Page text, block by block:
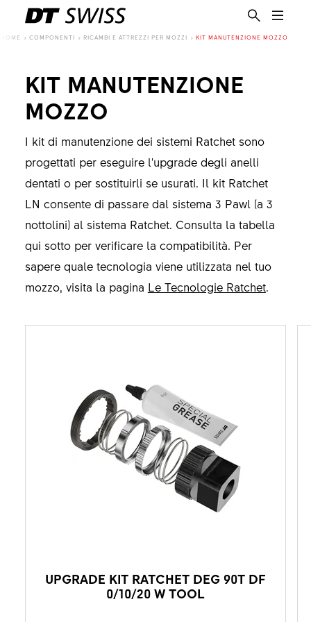
IT
HOME COMPONENTI RICAMBI E ATTREZZI PER MOZZI KIT MANUTENZIONE MOZZO
KIT MANUTENZIONE
MOZZO
I kit di manutenzione dei sistemi Ratchet sono
progettati per eseguire l'upgrade degli anelli
dentati o per sostituirli se usurati. Il kit Ratchet
LN consente di passare dal sistema 3 Pawl (a 3
nottolini) al sistema Ratchet. Consulta la tabella
qui sotto per verificare la compatibilità. Per
sapere quale tecnologia viene utilizzata nel tuo
mozzo, visita la pagina Le Tecnologie Ratchet.
UPGRADE KIT RATCHET DEG 90T DF
0/10/20 W TOOL